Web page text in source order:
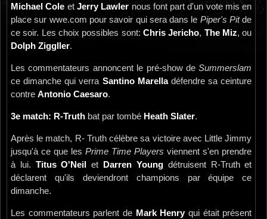
Michael Cole et Jerry Lawler nous font part d'un vote mis en
place sur wwe.com pour savoir qui sera dans le Piper's Pitde
ce soir. Les choix possibles sont: Chris Jericho, The Miz, ou
Dolph Ziggller.
Les commentateurs annoncent le pré-show deSummerslam
ce dimanche qui verra Santino Marelladéfendre sa ceinture
contre Antonio Caesaro.
3e match: R-Truth bat par tombé Heath Slater.
Après le match, R- Truth célèbre sa victoire avec Little Jimmy
jusqu'à ce que lesPrime Time Players viennent s'en prendre
à lui. Titus O'Neil et Darren Youngdétruisent R-Truth et
déclarent qu'ils deviendront champions par équipe ce
dimanche.
Les commentateurs parlent de Mark Henryqui était présent